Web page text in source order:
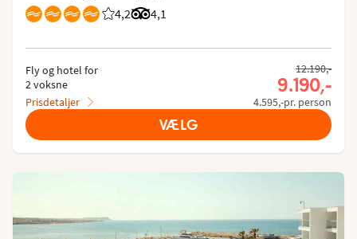
4,2
Bedømmelse fra Spies gæster: 4.175/5
4,1
Bedømmelse fra Tripadvisor: 4.1 of 5
Fly og hotel for
2 voksne
Prisdetaljer
12.190,-
9.190,-
4.595,-pr. person
VÆLG